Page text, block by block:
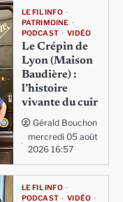
LE FIL INFO
PATRIMOINE
PODCAST
VIDÉO
Le Crépin de
Lyon (Maison
Baudière) :
l’histoire
vivante du cuir
Gérald Bouchon
mercredi 05 août
2026 16:57
LE FIL INFO
PODCAST
VIDÉO